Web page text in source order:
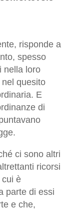
risponde a
spesso
nella loro
quesito
E
di
ci sono altri
ricorsi
cui è
parte di essi
e che,